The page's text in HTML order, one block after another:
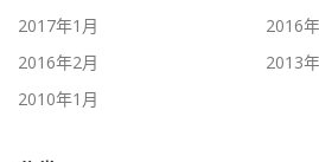
2017年1月
2016
2016年2月
2013
2010年1月